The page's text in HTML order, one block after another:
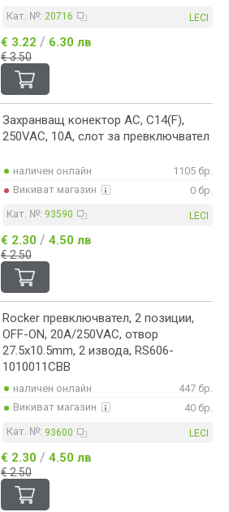
Кат. №: 20716 LECI
€ 3.22 / 6.30 лв
€ 3.50
Захранващ конектор АC, C14(F),
250VAC, 10A, слот за превключвател
наличен онлайн
1105 бр.
Викиват магазин
0 бр.
Кат. №: 93590 LECI
€ 2.30 / 4.50 лв
€ 2.50
Rocker превключвател, 2 позиции,
OFF-ON, 20A/250VAC, отвор
27.5x10.5mm, 2 извода, RS606-
1010011CBB
наличен онлайн
447 бр.
Викиват магазин
40 бр.
Кат. №: 93600 LECI
€ 2.30 / 4.50 лв
€ 2.50